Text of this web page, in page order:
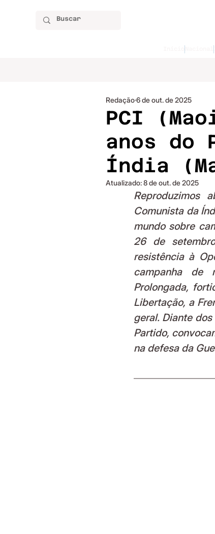
PCI
anos do
Índia
Redação6 de out. de 2025
Atualizado:8 de out. de 2025
Reproduzimos
Comunista da
mundo sobre
26 de
resistência à
campanha de
Prolongada,
Libertação, a
geral. Diante
Partido,
na defesa da